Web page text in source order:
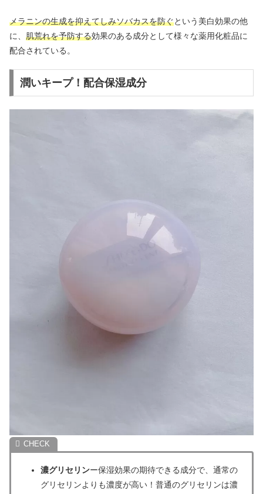
メラニンの生成を抑えてしみソバカスを防ぐという美白効果の他
に、 肌荒れを予防する効果のある成分として様々な薬用化粧品に
配合されている。
潤いキープ！配合保湿成分
濃グリセリンー保湿効果の期待できる成分で、通常の
グリセリンよりも濃度が高い！普通のグリセリンは濃